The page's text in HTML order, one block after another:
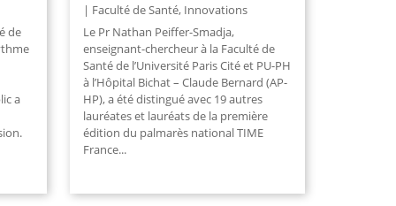
de
a
Faculté de Santé, Innovations
Le Pr Nathan Peiffer-Smadja,
enseignant-chercheur à la Faculté de
Santé de l’Université Paris Cité et PU-PH
à l’Hôpital Bichat – Claude Bernard (AP-
HP), a été distingué avec 19 autres
lauréates et lauréats de la première
édition du palmarès national TIME
France...